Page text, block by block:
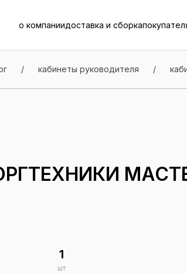
о компаниидоставка и сборка
/ кабинеты руководителя /
шт